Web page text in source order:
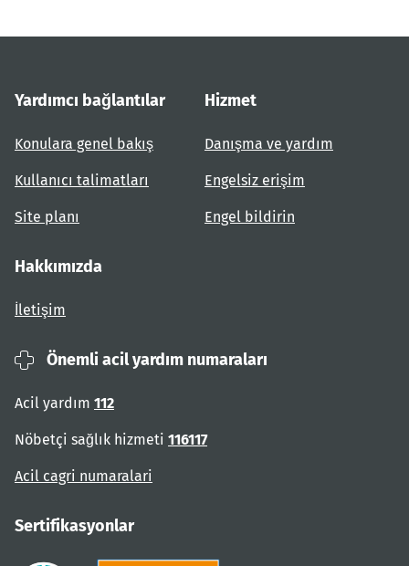
Yardımcı bağlantılar
Konulara genel bakış
Kullanıcı talimatları
Site planı
Hizmet
Danışma ve yardım
Engelsiz erişim
Engel bildirin
Hakkımızda
İletişim
Önemli acil yardım numaraları
Acil yardım 112
Nöbetçi sağlık hizmeti 116117
Acil cagri numaralari
Sertifikasyonlar